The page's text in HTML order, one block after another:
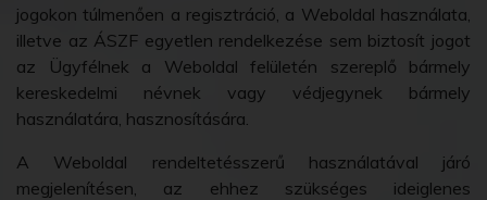
jogokon túlmenően a regisztráció, a Weboldal használata,
illetve az ÁSZF egyetlen rendelkezése sem biztosít jogot
az Ügyfélnek a Weboldal felületén szereplő bármely
kereskedelmi névnek vagy védjegynek bármely
használatára, hasznosítására.
A Weboldal rendeltetésszerű használatával járó
megjelenítésen, az ehhez szükséges ideiglenes